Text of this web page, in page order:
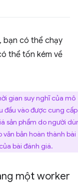
bạn có thể chạy
thể tốn kém về
gian suy nghĩ của mô
đầu vào được cung
sản phẩm do người
văn bản hoàn thành bài
bài đánh giá.
một worker